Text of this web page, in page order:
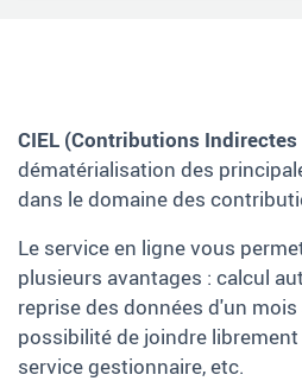
CIEL (Contributions Indirectes
dématérialisation des
dans le domaine des
Le service en ligne vous
plusieurs avantages : calcul
reprise des données d'un
possibilité de joindre
service gestionnaire, etc.